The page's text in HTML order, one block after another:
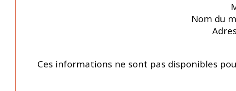
Nom du
Ces informations ne sont pas disponibles